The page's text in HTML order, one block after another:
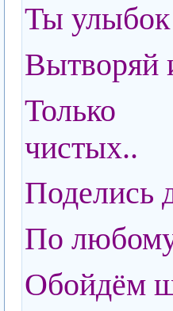
Ты
Вытворяй
Только
чистых..
Поделись
По
Обойдём